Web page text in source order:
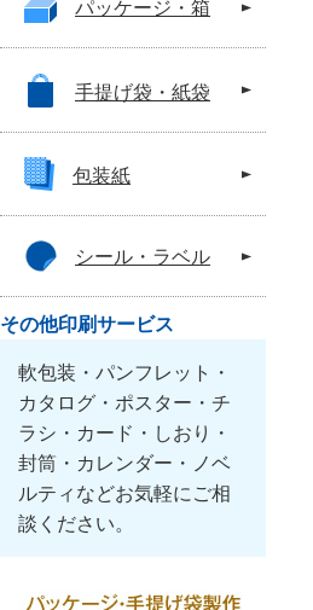
パッケージ・箱
手提げ袋・紙袋
包装紙
シール・ラベル
その他印刷サービス
軟包装・パンフレット・
カタログ・ポスター・チ
ラシ・カード・しおり・
封筒・カレンダー・ノベ
ルティなどお気軽にご相
談ください。